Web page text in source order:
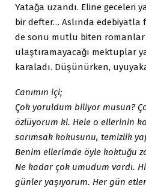
Yatağa uzandı. Eline geceleri
bir defter… Aslında edebiyatla
de sonu mutlu biten romanlar
ulaştıramayacağı mektuplar
karaladı. Düşünürken,
Canımın içi;
Çok yoruldum biliyor musun?
özlüyorum ki. Hele o ellerinin
sarımsak kokusunu, temizlik
Benim ellerimde öyle koktuğu
Ne kadar çok umudum vardı.
günler yaşıyorum. Her gün